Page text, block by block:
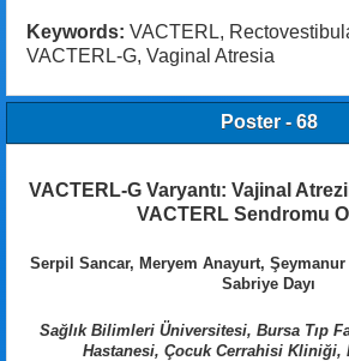
Keywords: VACTERL,
VACTERL-G, Vaginal Atresia
Poster - 68
VACTERL-G Varyantı: Vajinal
VACTERL Sendromu
Serpil Sancar, Meryem Anayurt, Şeymanur
Sabriye Dayı
Sağlık Bilimleri Üniversitesi, Bursa Tıp
Hastanesi, Çocuk Cerrahisi Kliniği,